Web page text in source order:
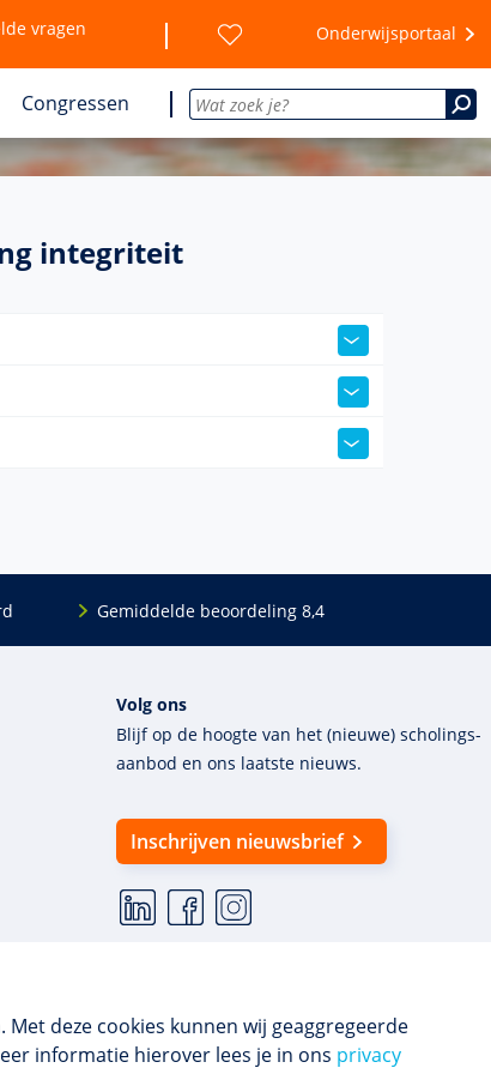
deze cookies kunnen wij geaggregeerde
informatie hierover lees je in ons privacy
vragen Onderwijsportaal
Congressen
integriteit
Gemiddelde beoordeling 8,4
Volg ons
Blijf op de hoogte van het (nieuwe) scholings­
aanbod en ons laatste nieuws.
Inschrijven nieuwsbrief